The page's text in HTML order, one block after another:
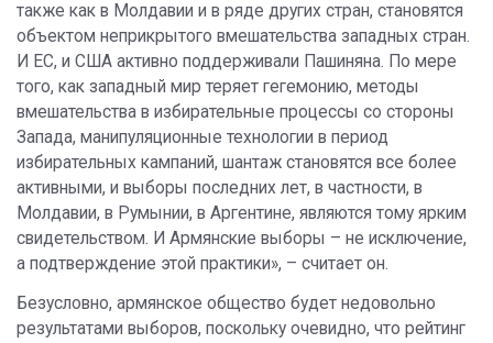
также как в Молдавии и в ряде других стран, становятся
объектом неприкрытого вмешательства западных стран.
И ЕС, и США активно поддерживали Пашиняна. По мере
того, как западный мир теряет гегемонию, методы
вмешательства в избирательные процессы со стороны
Запада, манипуляционные технологии в период
избирательных кампаний, шантаж становятся все более
активными, и выборы последних лет, в частности, в
Молдавии, в Румынии, в Аргентине, являются тому ярким
свидетельством. И Армянские выборы – не исключение,
а подтверждение этой практики», – считает он.
Безусловно, армянское общество будет недовольно
результатами выборов, поскольку очевидно, что рейтинг